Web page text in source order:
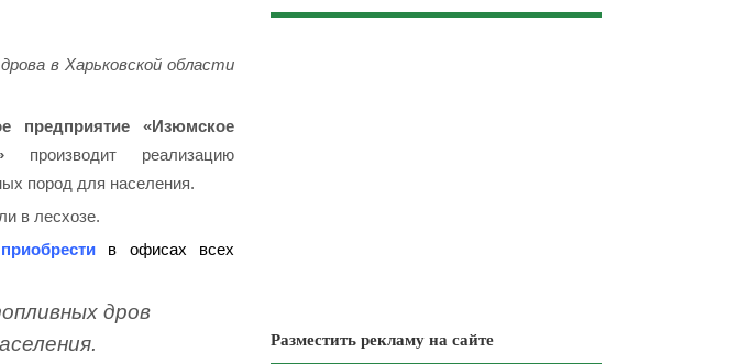
в Харьковской области
предприятие «Изюмское
производит реализацию
пород для населения.
в лесхозе.
в офисах всех
дров
Разместить рекламу на сайте